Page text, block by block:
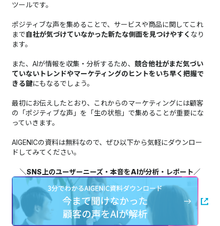
ツールです。
ポジティブな声を集めることで、サービスや商品に関してこれ
まで自社が気づけていなかった新たな側面を見つけやすく なり
ます。
また、AIが情報を収集・分析するため、 競合他社がまだ気づい
ていないトレンドやマーケティングのヒントをいち早く把握で
きる鍵にもなるでしょう。
最初にお伝えしたとおり、これからのマーケティングには顧客
の「ポジティブな声」を「生の状態」で集めることが重要にな
っていきます。
AIGENICの資料は無料なので、ぜひ以下から気軽にダウンロー
ドしてみてください。
＼SNS上のユーザーニーズ・本音をAIが分析・レポート／